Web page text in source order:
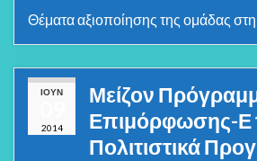
Θέματα αξιοποίησης της ομάδας στη
ΙΟΎΝ
2014
Μείζον
Επιμόρφωσης-Ε
Πολιτιστικά